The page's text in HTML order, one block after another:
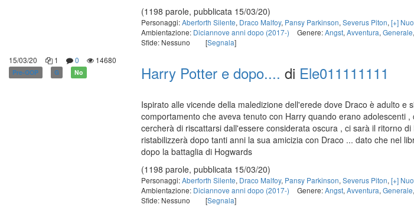
(1198 parole, pubblicata 15/03/20)
Personaggi:Aberforth Silente, Draco Malfoy, Pansy Parkinson, Severus Piton, [+]
Ambientazione: Diciannove anni dopo (2017-) Genere:Angst, Avventura, Generale,
Sfide: Nessuno
[Segnala]
15/03/20
1 0 14680
Pre-OOP G No Harry Potter e dopo.... di Ele011111111
Ispirato alle vicende della maledizione dell'erede dove Draco è adulto
comportamento che aveva tenuto con Harry quando erano adolescenti
cercherà di riscattarsi dall'essere considerata oscura , ci sarà il ritorno
ristabilizzerà dopo tanti anni la sua amicizia con Draco ... dato che nel
dopo la battaglia di Hogwards
(1198 parole, pubblicata 15/03/20)
Personaggi:Aberforth Silente, Draco Malfoy, Pansy Parkinson, Severus Piton, [+]
Ambientazione: Diciannove anni dopo (2017-) Genere:Angst, Avventura, Generale,
Sfide: Nessuno
[Segnala]